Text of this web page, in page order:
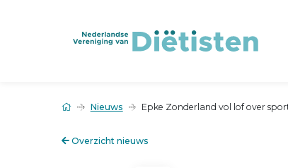
Nieuws Epke Zonderland vol lof over
Overzicht nieuws